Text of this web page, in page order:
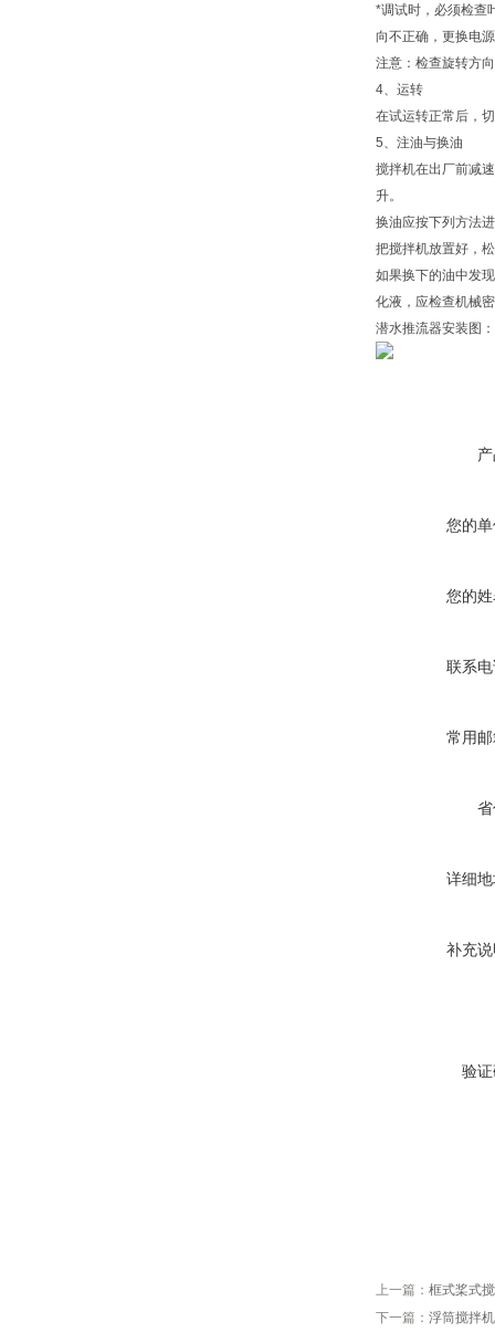
*调试时，必须检查
向不正确，更换电
注意：检查旋转方
4、运转
在试运转正常后，
5、注油与换油
搅拌机在出厂前减
升。
换油应按下列方法
把搅拌机放置好，
如果换下的油中发
化液，应检查机械
潜水推流器安装图：
您的
您的
联系
常用
详细
补充
验
上一篇： 框式桨式
下一篇： 浮筒搅拌机